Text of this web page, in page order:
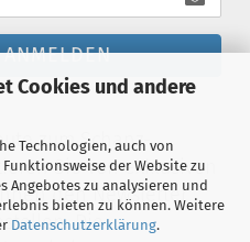
Cookies und andere
Technologien, auch von
der Website zu
Angebotes zu analysieren und
bieten zu können. Weitere
Datenschutzerklärung.
ANMELDEN
zum Schanz-
Sie von exklusiven
den Newsletter
Die